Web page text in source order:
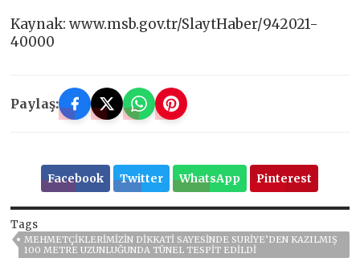
Kaynak: www.msb.gov.tr/SlaytHaber/942021-
40000
Paylaş:
Facebook Twitter WhatsApp Pinterest
Tags
MEHMETÇIKLERIMIZIN DIKKATI SAYESINDE SURIYE’DEN KAZILMIŞ
100 METRE UZUNLUĞUNDA TÜNEL TESPIT EDILDI